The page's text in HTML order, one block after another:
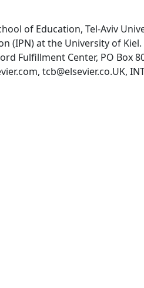
of Education, Tel-Aviv
(IPN) at the University of Kiel.
Fulfillment Center, PO Box
, tcb@elsevier.co.UK,